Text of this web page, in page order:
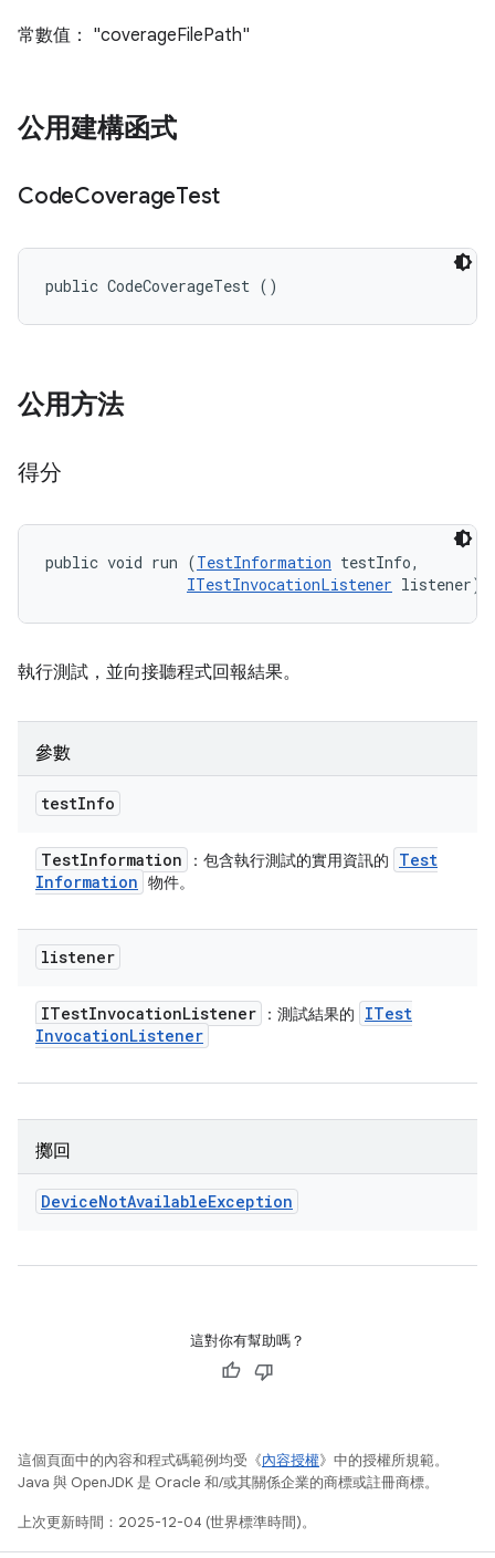
常數值： "coverageFilePath"
公用建構函式
CodeCoverageTest
public CodeCoverageTest ()
公用方法
得分
public void run (TestInformation testInfo,
ITestInvocationListener listener)
執行測試，並向接聽程式回報結果。
參數
testInfo
TestInformation ：包含執行測試的實用資訊的
Test
Information 物件。
listener
ITestInvocationListener ：測試結果的
ITest
InvocationListener
擲回
DeviceNotAvailableException
這對你有幫助嗎？
這個頁面中的內容和程式碼範例均受《內容授權》中的授權所規範。
Java 與 OpenJDK 是 Oracle 和/或其關係企業的商標或註冊商標。
上次更新時間：2025-12-04 (世界標準時間)。